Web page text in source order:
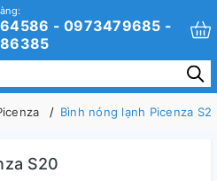
- 0973479685 -
Bình nóng lạnh Picenza
S20